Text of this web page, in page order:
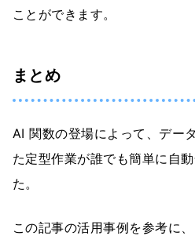
ことができます。
まとめ
AI 関数の登場によって、デー
た定型作業が誰でも簡単に自
た。
この記事の活用事例を参考に